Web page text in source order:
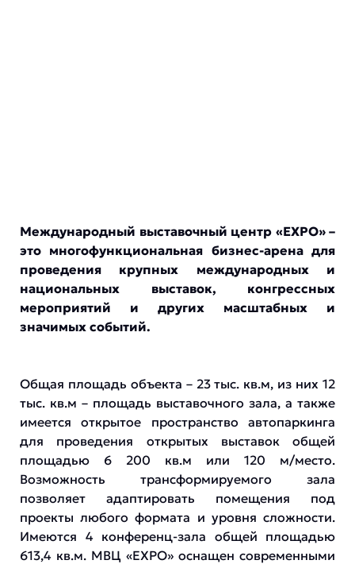
Международный выставочный центр «ЕХРО» –
это многофункциональная бизнес-арена для
проведения крупных международных и
национальных выставок, конгрессных
мероприятий и других масштабных и
значимых событий.
Общая площадь объекта – 23 тыс. кв.м, из них 12
тыс. кв.м – площадь выставочного зала, а также
имеется открытое пространство автопаркинга
для проведения открытых выставок общей
площадью 6 200 кв.м или 120 м/место.
Возможность трансформируемого зала
позволяет адаптировать помещения под
проекты любого формата и уровня сложности.
Имеются 4 конференц-зала общей площадью
613,4 кв.м. МВЦ «EXPO» оснащен современными